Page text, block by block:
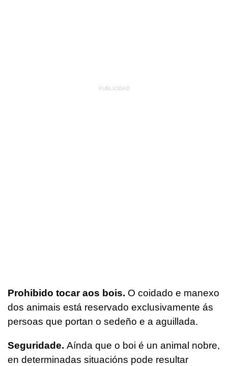
Prohibido tocar aos bois. O coidado e manexo
dos animais está reservado exclusivamente ás
persoas que portan o sedeño e a aguillada.
Seguridade. Aínda que o boi é un animal nobre,
en determinadas situacións pode resultar